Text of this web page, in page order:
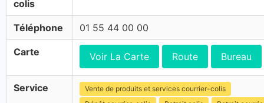
colis
Téléphone 01 55 44 00 00
Carte Voir La Carte Route Bureau
Service
Vente de produits et services courrier-colis